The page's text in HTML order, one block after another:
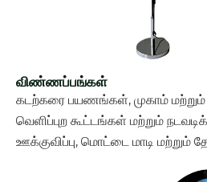
விண்ணப்பங்கள்
கடற்கரை பயணங்கள், முகாம் மற்றும்
வெளிப்புற கூட்டங்கள் மற்றும்
ஊக்குவிப்பு, மொட்டை மாடி மற்றும்